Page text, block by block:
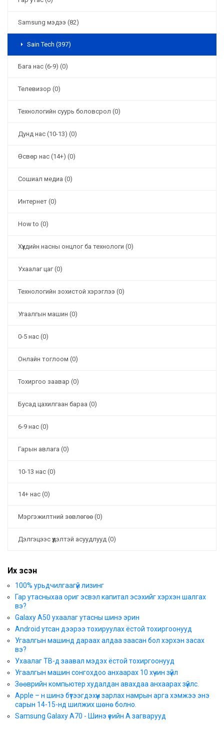
Samsung мэдээ (82)
Sain Tech (397)
Бага нас (6-9) (0)
Телевизор (0)
Технологийн суурь боловсрол (0)
Дунд нас (10-13) (0)
Өсвөр нас (14+) (0)
Сошиал медиа (0)
Интернет (0)
How to (0)
Хүүхдийн насны онцлог ба технологи (0)
Ухаалаг цаг (0)
Технологийн зохистой хэрэглээ (0)
Угаалгын машин (0)
0-5 нас (0)
Онлайн тоглоом (0)
Тохиргоо заавар (0)
Бусад цахилгаан бараа (0)
6-9 нас (0)
Гарын авлага (0)
10-13 нас (0)
14+ нас (0)
Мэргэжилтний зөвлөгөө (0)
Дэлгэцээс үүдэлтэй асуудлууд (0)
Их үзсэн
100% урьдчилгаагүй лизинг
Гар утасныхаа ориг эсвэл капитал эсэхийг хэрхэн шалгах
вэ?
Galaxy A50 ухаалаг утасны шинэ эрин
Android утсан дээрээ тохируулах ёстой тохиргоонууд
Угаалгын машинд дараах алдаа заасан бол хэрхэн засах
вэ?
Ухаалаг ТВ-д заавал мэдэх ёстой тохиргоонууд
Угаалгын машин сонгохдоо анхаарах 10 хүчин зүйл
Зөөврийн компьютер худалдан авахдаа анхаарах зүйлс.
Apple – н шинэ бүтээгдэхүүн зарлах намрын арга хэмжээ энэ
сарын 14-15-нд шилжих шөнө болно.
Samsung Galaxy A70 - Шинэ үеийн А загварууд